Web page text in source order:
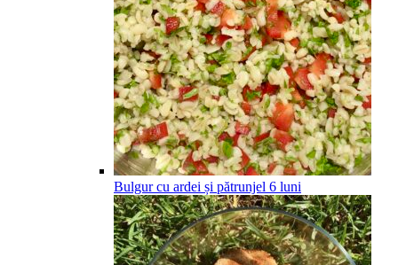
Bulgur cu ardei și pătrunjel 6 luni